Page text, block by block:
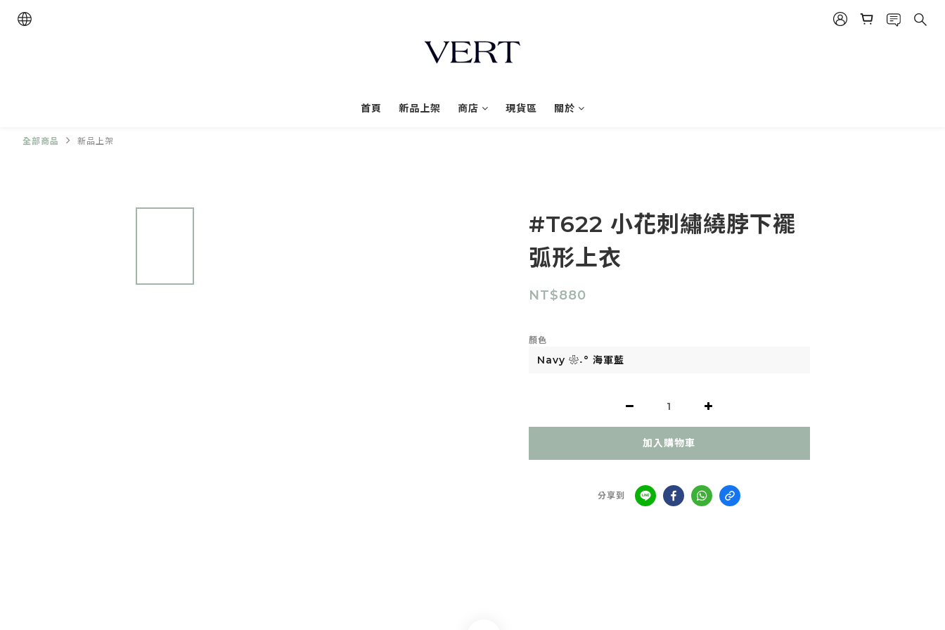
首頁 新品上架 商店 現貨區 關於
全部商品 新品上架
#T622 小花刺繡繞脖下襬
弧形上衣
NT$880
顏色
加入購物車
分享到